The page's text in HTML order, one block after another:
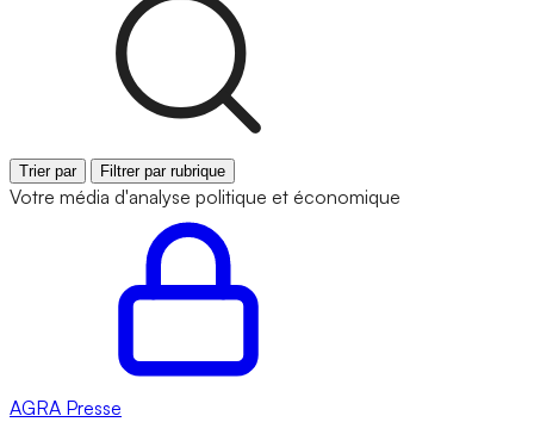
Trier par Filtrer par rubrique
Votre média d'analyse politique et économique
AGRA Presse